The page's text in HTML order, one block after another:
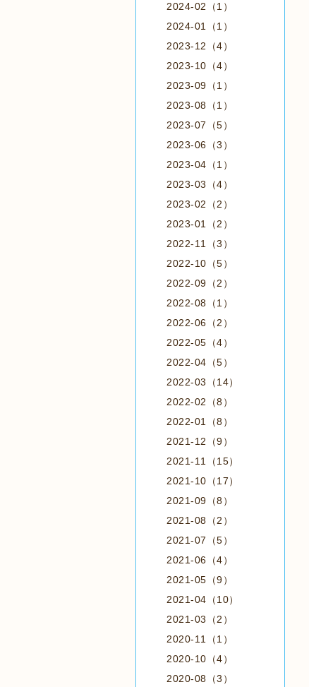
2024-02（1）
2024-01（1）
2023-12（4）
2023-10（4）
2023-09（1）
2023-08（1）
2023-07（5）
2023-06（3）
2023-04（1）
2023-03（4）
2023-02（2）
2023-01（2）
2022-11（3）
2022-10（5）
2022-09（2）
2022-08（1）
2022-06（2）
2022-05（4）
2022-04（5）
2022-03（14）
2022-02（8）
2022-01（8）
2021-12（9）
2021-11（15）
2021-10（17）
2021-09（8）
2021-08（2）
2021-07（5）
2021-06（4）
2021-05（9）
2021-04（10）
2021-03（2）
2020-11（1）
2020-10（4）
2020-08（3）